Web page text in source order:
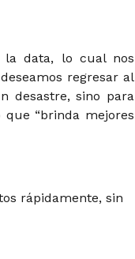
la data, lo cual nos
regresar al
desastre, sino para
“brinda mejores
rápidamente, sin